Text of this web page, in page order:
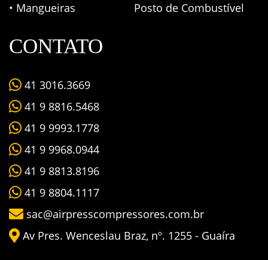
• Mangueiras
Posto de Combustível
CONTATO
41 3016.3669
41 9 8816.5468
41 9 9993.1778
41 9 9968.0944
41 9 8813.8196
41 9 8804.1117
sac@airpresscompressores.com.br
Av Pres. Wenceslau Braz, nº. 1255 - Guaíra